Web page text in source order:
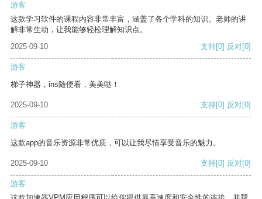
游客
这款学习软件的课程内容非常丰富，涵盖了各个学科的知识。老师的讲
解非常生动，让我能够轻松理解知识点。
2025-09-10
支持[0] 反对[0]
游客
梯子神器，ins随便看，美美哒！
2025-09-10 支持[0] 反对[0]
游客
这款app的音乐资源非常优质，可以让我尽情享受音乐的魅力。
2025-09-10 支持[0] 反对[0]
游客